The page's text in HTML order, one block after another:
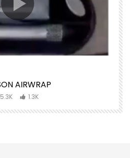
AIRWRAP
5.3K 1.3K